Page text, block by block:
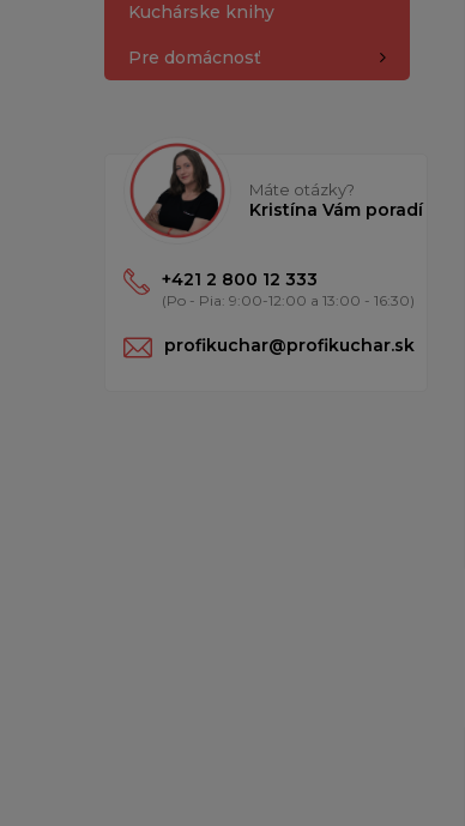
Kuchárske knihy
Pre domácnosť
Máte otázky?
Kristína Vám poradí
+421 2 800 12 333
(Po - Pia: 9:00-12:00 a 13:00 - 16:30)
profikuchar@profikuchar.sk